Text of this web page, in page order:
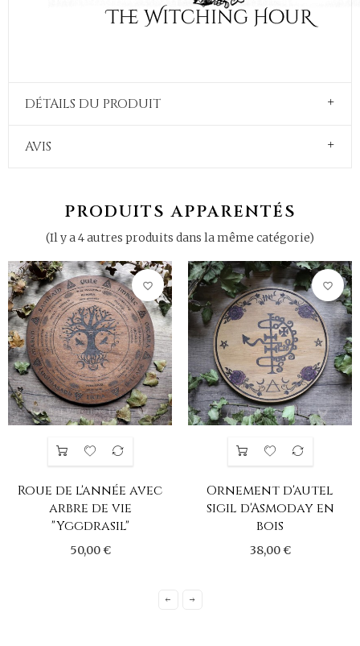
DÉTAILS DU PRODUIT
AVIS
PRODUITS APPARENTÉS
(Il y a 4 autres produits dans la même catégorie)
Roue de l'année avec
arbre de vie
"Yggdrasil"
50,00 €
favorite_border
Ornement d'autel
sigil d'Asmoday en
bois
38,00 €
favorite_border